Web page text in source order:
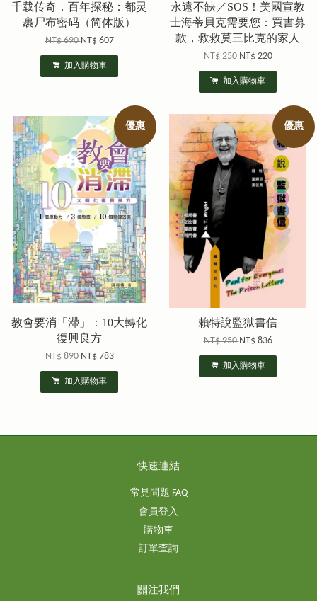
千载传奇．百年探秘：都灵
裹尸布密码（简体版）
NT$ 690NT$ 607
加入購物車
永遠不缺／SOS！美國宣教
士海蒂貝克需要您：買書募
款，救救莫三比克的家人
NT$ 250NT$ 220
加入購物車
優惠
教會要消「滯」：10大轉化
復興良方
NT$ 890NT$ 783
加入購物車
優惠
賴特說監獄書信
NT$ 950NT$ 836
加入購物車
快速連結
常見問題 FAQ
會員登入
購物車
訂單查詢
關注我們